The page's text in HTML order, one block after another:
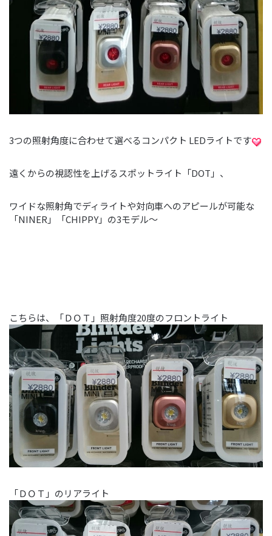
3つの照射角度に合わせて選べるコンパクト LEDライトです
遠くからの視認性を上げるスポットライト「DOT」、
ワイドな照射角でディライトや対向車へのアピールが可能な
「NINER」「CHIPPY」の3モデル～
こちらは、「ＤＯＴ」照射角度20度のフロントライト
「ＤＯＴ」のリアライト